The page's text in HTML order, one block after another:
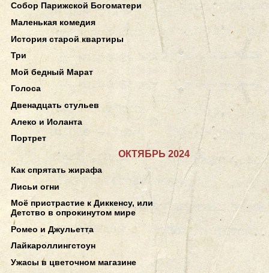
Собор Парижской Богоматери
Маленькая комедия
История старой квартиры
Три
Мой бедный Марат
Голоса
Двенадцать стульев
Алеко и Иоланта
Портрет
ОКТЯБРЬ 2024
Как спрятать жирафа
Лисьи огни
Моё пристрастие к Диккенсу, или
Детство в опрокинутом мире
Ромео и Джульетта
Лайкароллингстоун
Ужасы в цветочном магазине